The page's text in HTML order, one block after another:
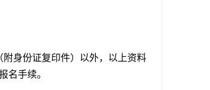
身份证复印件）以外，以上资料
名手续。